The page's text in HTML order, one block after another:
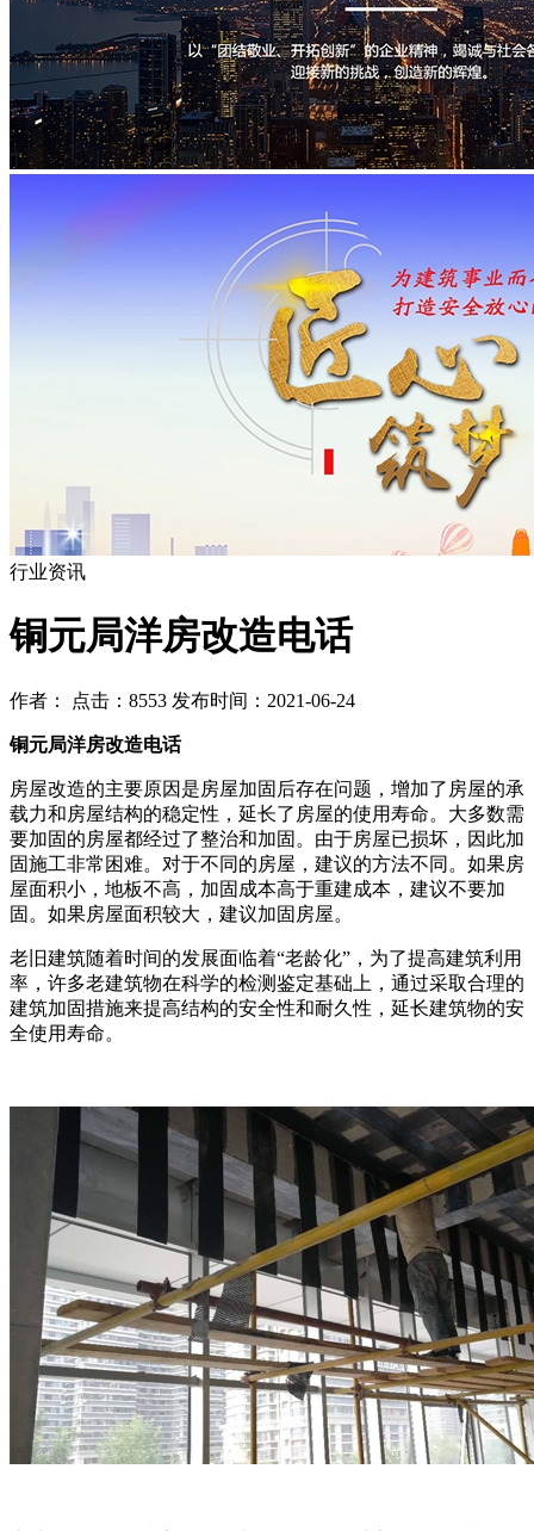
行业资讯
铜元局洋房改造电话
作者： 点击：8553 发布时间：2021-06-24
铜元局洋房改造电话
房屋改造的主要原因是房屋加固后存在问题，增加了房屋的承
载力和房屋结构的稳定性，延长了房屋的使用寿命。大多数需
要加固的房屋都经过了整治和加固。由于房屋已损坏，因此加
固施工非常困难。对于不同的房屋，建议的方法不同。如果房
屋面积小，地板不高，加固成本高于重建成本，建议不要加
固。如果房屋面积较大，建议加固房屋。
老旧建筑随着时间的发展面临着“老龄化”，为了提高建筑利用
率，许多老建筑物在科学的检测鉴定基础上，通过采取合理的
建筑加固措施来提高结构的安全性和耐久性，延长建筑物的安
全使用寿命。